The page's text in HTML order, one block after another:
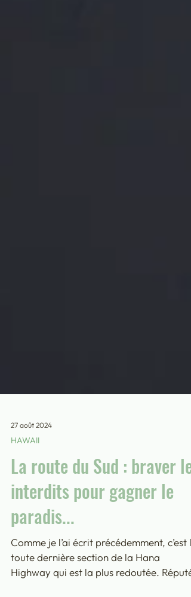
27 août 2024
HAWAII
La route du Sud : braver les
interdits pour gagner le
paradis...